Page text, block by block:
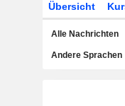
Übersicht
Alle Nachrichten
Andere Sprachen